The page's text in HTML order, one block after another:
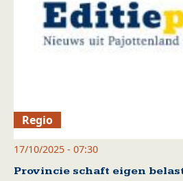
Regio
17/10/2025 - 07:30
Provincie schaft eigen